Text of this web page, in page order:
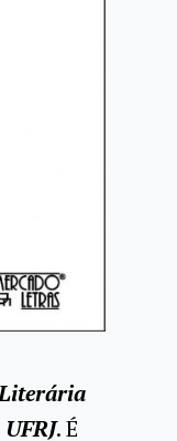
. É